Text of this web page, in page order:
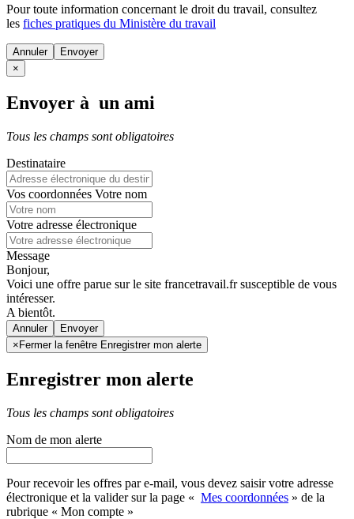
Pour toute information concernant le droit du travail, consultez
les fiches pratiques du Ministère du travail
Annuler
×
Envoyer à un ami
Tous les champs sont obligatoires
Destinataire
Vos coordonnées Votre nom
Votre adresse électronique
Message
Bonjour,
Voici une offre parue sur le site francetravail.fr susceptible de vous
intéresser.
A bientôt.
Annuler
× Fermer la fenêtre Enregistrer mon alerte
Enregistrer mon alerte
Tous les champs sont obligatoires
Nom de mon alerte
Pour recevoir les offres par e-mail, vous devez saisir votre adresse
électronique et la valider sur la page « Mes coordonnées » de la
rubrique « Mon compte »